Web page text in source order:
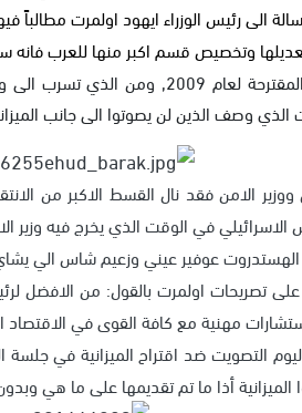
الى رئيس الوزراء ايهود اولمرت مطالباً
وتخصيص قسم اكبر منها للعرب فانه
تناقش الحكومة اليوم الميزانية
الذي وصف الذين لن يصوتوا الى جانب
ووزير الامن فقد نال القسط الاكبر من
في الوقت الذي يخرج فيه وزير
عوفير عيني وزعيم شاس الي
تصريحات اولمرت بالقول: من الافضل
مهنية مع كافة القوى في الاقتصاد
التصويت ضد اقتراح الميزانية في
أذا ما تم تقديمها على ما هي